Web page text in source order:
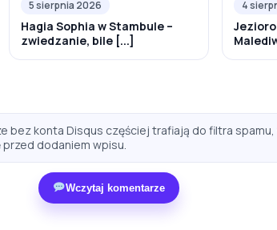
5 sierpnia 2026
Hagia Sophia w Stambule –
zwiedzanie, bile [...]
4
bez konta Disqus częściej trafiają do filtra
dodaniem wpisu.
Wczytaj komentarze